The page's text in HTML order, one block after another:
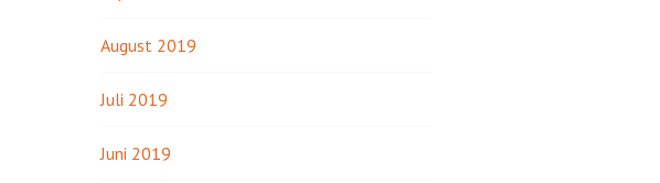
August 2019
Juli 2019
Juni 2019